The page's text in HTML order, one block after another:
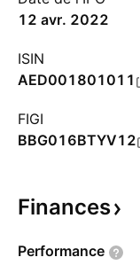
12 avr. 2022
ISIN
AED001801011
FIGI
BBG016BTYV12
Finances
Performance